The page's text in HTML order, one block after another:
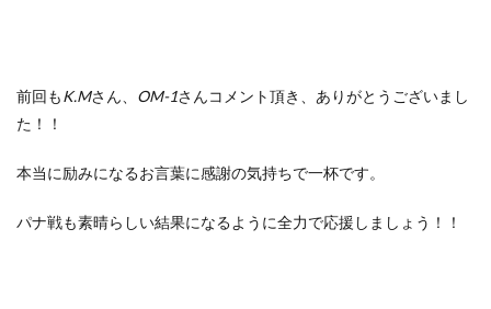
前回もK.Mさん、 OM-1さんコメント頂き、ありがとうございまし
た！！
本当に励みになるお言葉に感謝の気持ちで一杯です。
パナ戦も素晴らしい結果になるように全力で応援しましょう！！